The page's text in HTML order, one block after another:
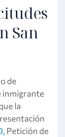
San
de
inmigrante
la
Petición de